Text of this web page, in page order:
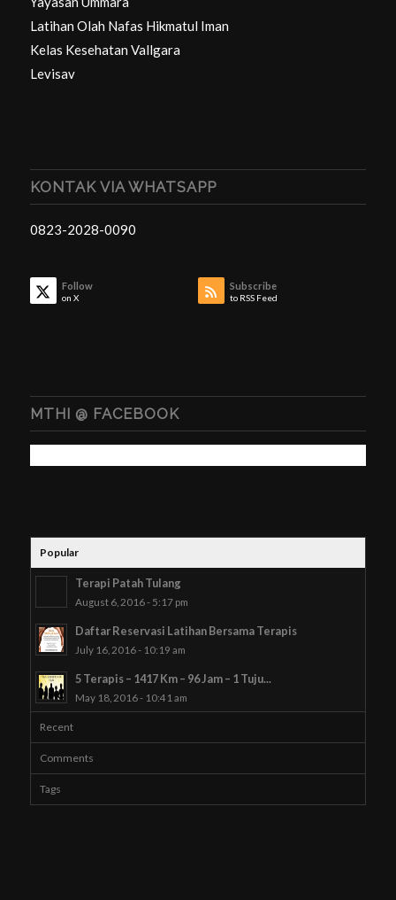
Latihan Olah Nafas Hikmatul Iman
Kelas Kesehatan Vallgara
Levisav
KONTAK VIA WHATSAPP
0823-2028-0090
Follow
on X
Subscribe
to RSS Feed
MTHI @ FACEBOOK
Popular
Terapi Patah Tulang
August 6, 2016 - 5:17 pm
Daftar Reservasi Latihan Bersama Terapis
July 16, 2016 - 10:19 am
5 Terapis – 1417 Km – 96 Jam – 1 Tuju...
May 18, 2016 - 10:41 am
Recent
Comments
Tags